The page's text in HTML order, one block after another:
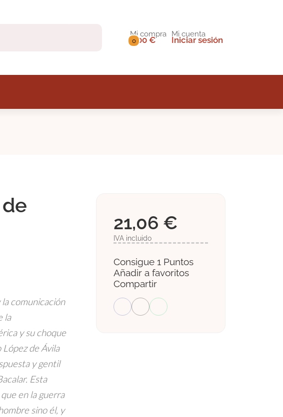
0
Mi compra
0,00 €
Mi cuenta
Iniciar sesión
comunicación
la
y su choque
de Ávila
y gentil
Esta
en la guerra
sino él, y
21,06 €
IVA incluido
Consigue 1 Puntos
Añadir a favoritos
Compartir